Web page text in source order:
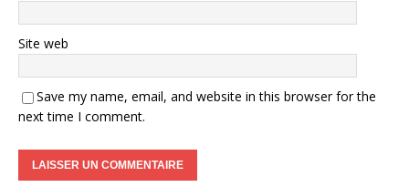
Site web
Save my name, email, and website in this browser for the
next time I comment.